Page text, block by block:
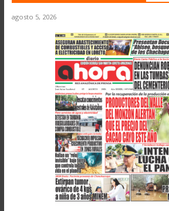
agosto 5, 2026